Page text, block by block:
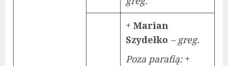
+ Marian
Szydełko – greg.
Poza parafią: +